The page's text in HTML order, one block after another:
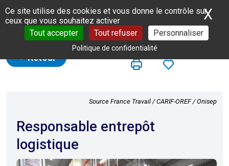
Panneau de gestion des cookies
Ce site utilise des cookies et vous donne le contrôle sur
ceux que vous souhaitez activer
Tout accepter
Tout refuser Personnaliser
Politique de confidentialité
X
Retour
Source France Travail / CARIF-OREF / Onisep
Responsable entrepôt
logistique